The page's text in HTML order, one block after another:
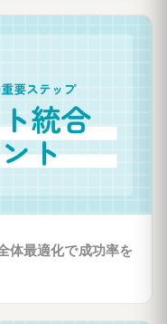
体最適化で成功率を